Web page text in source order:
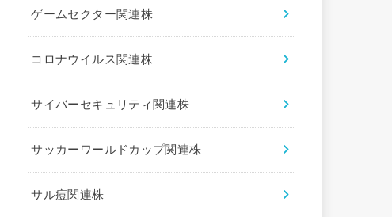
ゲームセクター関連株
コロナウイルス関連株
サイバーセキュリティ関連株
サッカーワールドカップ関連株
サル痘関連株